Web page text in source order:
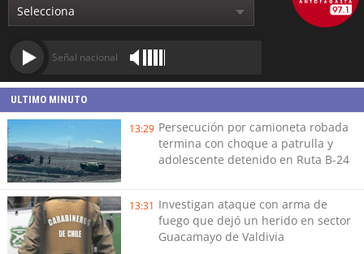
Señal nacional
ULTIMO MINUTO
13:29 Persecución por camioneta robada
termina con choque a patrulla y
adolescente detenido en Ruta B-24
13:31 Investigan ataque con arma de
fuego que dejó un herido en sector
Guacamayo de Valdivia